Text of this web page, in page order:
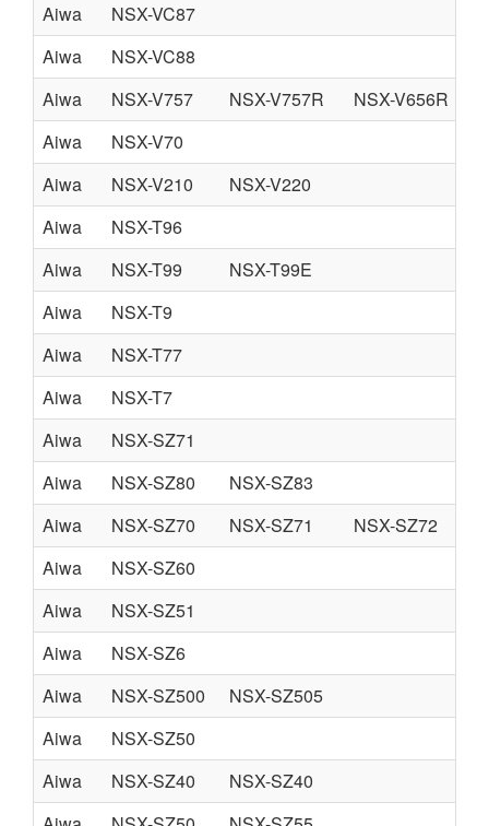
Aiwa
NSX-VC87
Aiwa
NSX-VC88
Aiwa
NSX-V757 NSX-V757R
NSX-V656R
Aiwa
NSX-V70
Aiwa
NSX-V210
NSX-V220
Aiwa
NSX-T96
Aiwa
NSX-T99
NSX-T99E
Aiwa
NSX-T9
Aiwa
NSX-T77
Aiwa
NSX-T7
Aiwa
NSX-SZ71
Aiwa
NSX-SZ80
NSX-SZ83
Aiwa
NSX-SZ70 NSX-SZ71 NSX-SZ72
Aiwa
NSX-SZ60
Aiwa
NSX-SZ51
Aiwa
NSX-SZ6
Aiwa
NSX-SZ500
NSX-SZ505
Aiwa
NSX-SZ50
Aiwa
NSX-SZ40
NSX-SZ40